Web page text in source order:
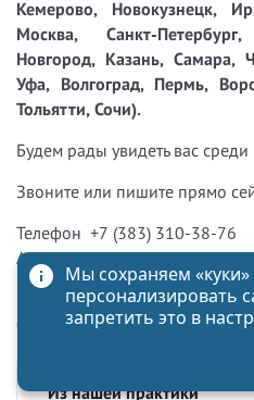
Кемерово, Новокузнецк,
Москва, Санкт-
Новгород, Казань, Самара,
Уфа, Волгоград, Пермь,
Тольятти, Сочи).
Будем рады увидеть вас
Звоните или пишите прямо
Телефон +7 (383) 310-38-76
Адрес электронной почты
Юридическая фирма "Ветров
больше, чем просто
Из нашей практики
Мы сохраняем «куки»
персонализировать
запретить это в